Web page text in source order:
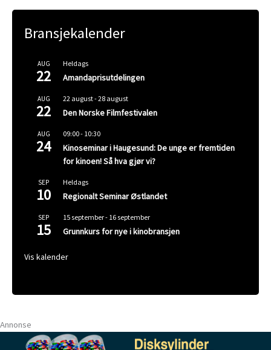
Bransjekalender
AUG
22
Heldags
Amandaprisutdelingen
AUG
22
22 august-28 august
Den Norske Filmfestivalen
AUG
24
09:00- 10:30
Kinoseminar i Haugesund: De unge er fremtiden
for kinoen! Så hva gjør vi?
SEP
10
Heldags
Regionalt Seminar Østlandet
SEP
15
15 september- 16 september
Grunnkurs for nye i kinobransjen
Vis kalender
Annonse